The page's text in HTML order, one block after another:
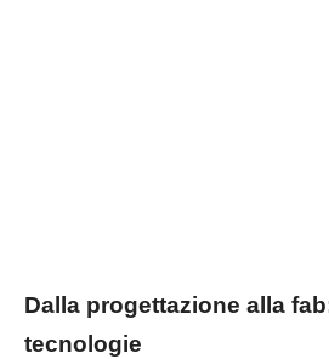
Dalla progettazione alla
tecnologie